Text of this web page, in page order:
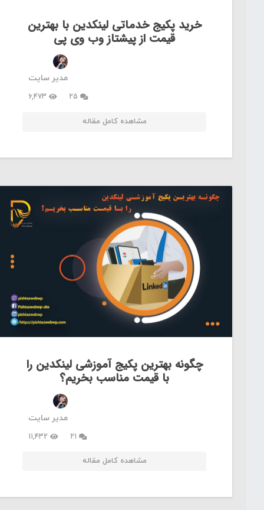
خرید پکیج خدماتی لینکدین با بهترین
قیمت از پیشتاز وب وی پی
مدیر سایت
25 دیدگاه 6,473
مشاهده کامل مقاله
چگونه بهترین پکیج آموزشی لینکدین را
با قیمت مناسب بخریم؟
مدیر سایت
21 دیدگاه 11,432
مشاهده کامل مقاله